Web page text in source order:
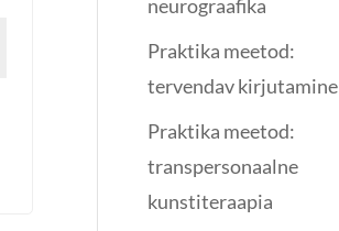
neurograafika
Praktika meetod:
tervendav kirjutamine
Praktika meetod:
transpersonaalne
kunstiteraapia